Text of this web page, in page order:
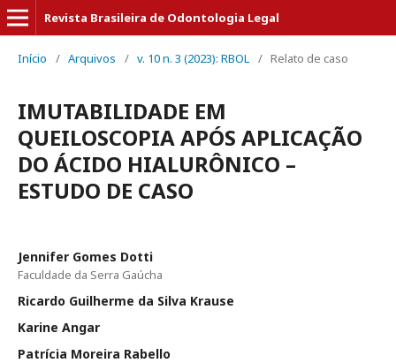
Revista Brasileira de Odontologia Legal
Início / Arquivos / v. 10 n. 3 (2023): RBOL / Relato de caso
IMUTABILIDADE EM
QUEILOSCOPIA APÓS APLICAÇÃO
DO ÁCIDO HIALURÔNICO –
ESTUDO DE CASO
Jennifer Gomes Dotti
Faculdade da Serra Gaúcha
Ricardo Guilherme da Silva Krause
Karine Angar
Patrícia Moreira Rabello